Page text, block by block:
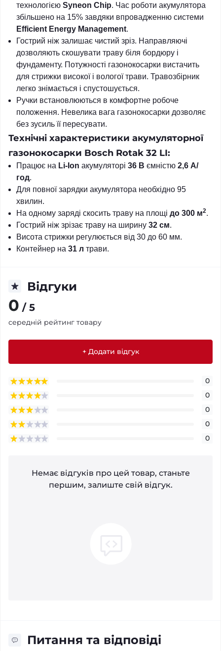
технологією Syneon Chip. Час роботи акумулятора
збільшено на 15% завдяки впровадженню системи
Efficient Energy Management.
Гострий ніж залишає чистий зріз. Направляючі
дозволяють скошувати траву біля бордюру і
фундаменту. Потужності газонокосарки вистачить
для стрижки високої і вологої трави. Травозбірник
легко знімається і спустошується.
Ручки встановлюються в комфортне робоче
положення. Невелика вага газонокосарки дозволяє
без зусиль її пересувати.
Технічні характеристики акумуляторної
газонокосарки Bosch Rotak 32 LI:
Працює на Li-Ion акумуляторі 36 В ємністю 2,6 А/
год.
Для повної зарядки акумулятора необхідно 95
хвилин.
На одному заряді скосить траву на площі до 300 м2.
Гострий ніж зрізає траву на ширину 32 см.
Висота стрижки регулюється від 30 до 60 мм.
Контейнер на 31 л трави.
Відгуки
0 / 5
середній рейтинг товару
+ Додати відгук
0
0
0
0
0
Немає відгуків про цей товар, станьте
першим, залиште свій відгук.
Питання та відповіді